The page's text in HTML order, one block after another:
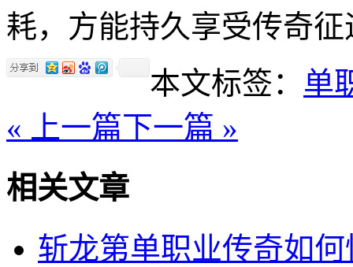
耗，方能持久享受传奇征
本文标签： 单
« 上一篇下一篇 »
相关文章
斩龙第单职业传奇如